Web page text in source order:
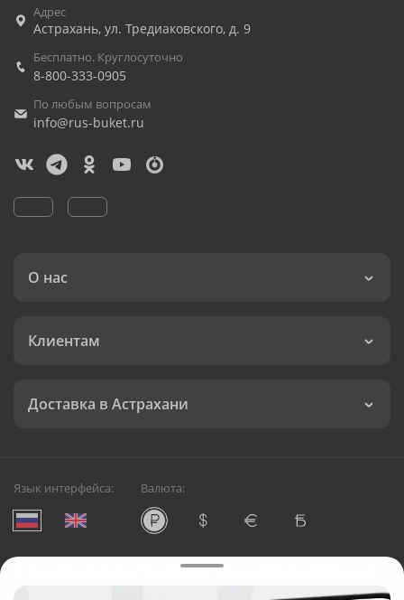
Адрес
Астрахань, ул. Тредиаковского, д. 9
Бесплатно. Круглосуточно
8-800-333-0905
По любым вопросам
info@rus-buket.ru
О нас
Клиентам
Доставка в Астрахани
Язык интерфейса: Валюта:
Служба круглосуточной доставки цветов в Астрахани
Русский Букет, 2026